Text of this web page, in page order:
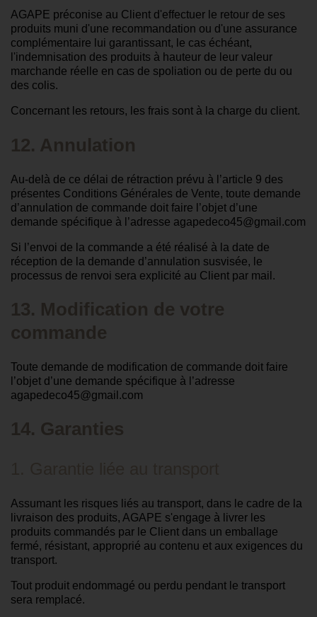
AGAPE préconise au Client d'effectuer le retour de ses
produits muni d'une recommandation ou d'une assurance
complémentaire lui garantissant, le cas échéant,
l'indemnisation des produits à hauteur de leur valeur
marchande réelle en cas de spoliation ou de perte du ou
des colis.
Concernant les retours, les frais sont à la charge du client.
12. Annulation
Au-delà de ce délai de rétraction prévu à l’article 9 des
présentes Conditions Générales de Vente, toute demande
d’annulation de commande doit faire l’objet d’une
demande spécifique à l’adresse agapedeco45@gmail.com
Si l’envoi de la commande a été réalisé à la date de
réception de la demande d’annulation susvisée, le
processus de renvoi sera explicité au Client par mail.
13. Modification de votre
commande
Toute demande de modification de commande doit faire
l’objet d’une demande spécifique à l’adresse
agapedeco45@gmail.com
14. Garanties
Assumant les risques liés au transport, dans le cadre de la
livraison des produits, AGAPE s'engage à livrer les
produits commandés par le Client dans un emballage
fermé, résistant, approprié au contenu et aux exigences du
transport.
Tout produit endommagé ou perdu pendant le transport
sera remplacé.